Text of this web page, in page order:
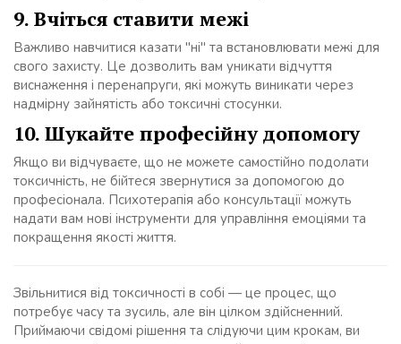
9. Вчіться ставити межі
Важливо навчитися казати "ні" та встановлювати межі для
свого захисту. Це дозволить вам уникати відчуття
виснаження і перенапруги, які можуть виникати через
надмірну зайнятість або токсичні стосунки.
10. Шукайте професійну допомогу
Якщо ви відчуваєте, що не можете самостійно подолати
токсичність, не бійтеся звернутися за допомогою до
професіонала. Психотерапія або консультації можуть
надати вам нові інструменти для управління емоціями та
покращення якості життя.
Звільнитися від токсичності в собі — це процес, що
потребує часу та зусиль, але він цілком здійсненний.
Приймаючи свідомі рішення та слідуючи цим крокам, ви